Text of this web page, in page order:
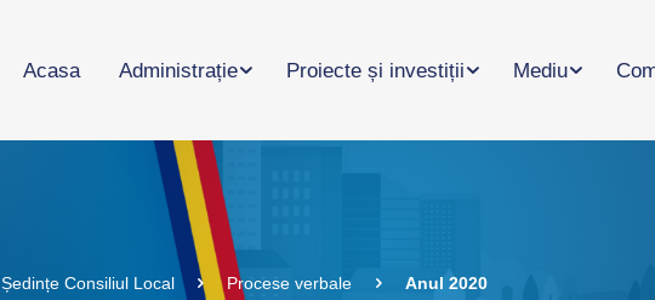
Acasa Administrație Proiecte și investiții Mediu
Ședințe Consiliul Local Procese verbale Anul 2020